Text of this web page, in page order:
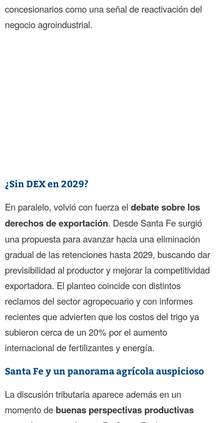
concesionarios como una señal de reactivación del
negocio agroindustrial.
¿Sin DEX en 2029?
En paralelo, volvió con fuerza el debate sobre los
derechos de exportación. Desde Santa Fe surgió
una propuesta para avanzar hacia una eliminación
gradual de las retenciones hasta 2029, buscando dar
previsibilidad al productor y mejorar la competitividad
exportadora. El planteo coincide con distintos
reclamos del sector agropecuario y con informes
recientes que advierten que los costos del trigo ya
subieron cerca de un 20% por el aumento
internacional de fertilizantes y energía.
Santa Fe y un panorama agrícola auspicioso
La discusión tributaria aparece además en un
momento de buenas perspectivas productivas